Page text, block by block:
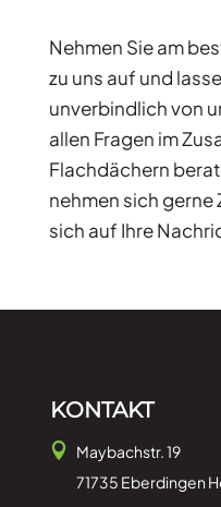
Nehmen Sie am
zu uns auf und
unverbindlich von
allen Fragen im
Flachdächern
nehmen sich gerne
sich auf Ihre
KONTAKT

Maybachstr. 19
71735 Eberdingen